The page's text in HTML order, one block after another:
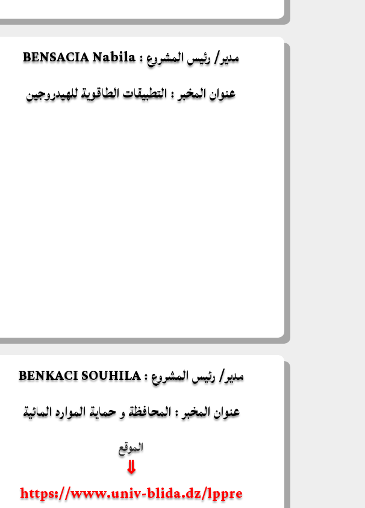
مدير/ رئيس المشروع :BENSACIA Nabila
عنوان المخبر : التطبيقات الطاقوية للهيدروجين
مدير/ رئيس المشروع : BENKACI SOUHILA
عنوان المخبر : المحافظة و حماية الموارد المائية
الموقع
⇓
https://www.univ-blida.dz/lppre